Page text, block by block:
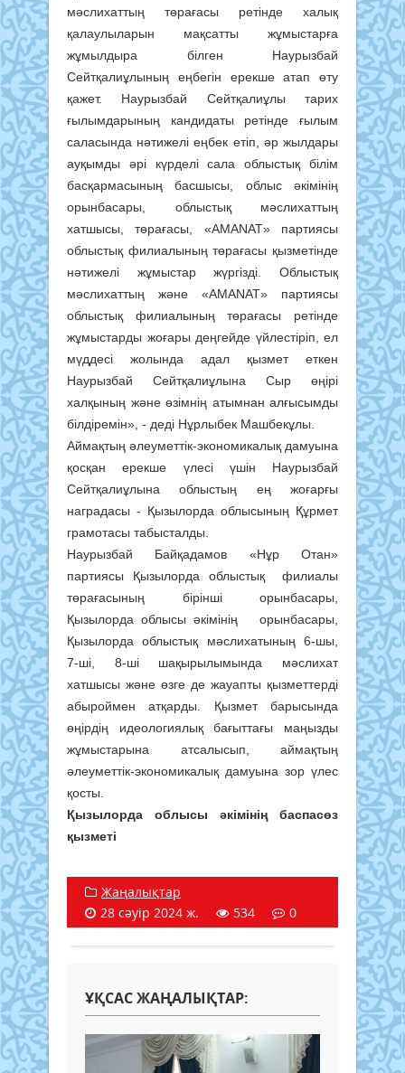
мәслихаттың төрағасы ретінде халық
қалаулыларын мақсатты жұмыстарға
жұмылдыра білген Наурызбай
Сейтқалиұлының еңбегін ерекше атап өту
қажет. Наурызбай Сейтқалиұлы тарих
ғылымдарының кандидаты ретінде ғылым
саласында нәтижелі еңбек етіп, әр жылдары
ауқымды әрі күрделі сала облыстық білім
басқармасының басшысы, облыс әкімінің
орынбасары, облыстық мәслихаттың
хатшысы, төрағасы, «AMANAT» партиясы
облыстық филиалының төрағасы қызметінде
нәтижелі жұмыстар жүргізді. Облыстық
мәслихаттың және «AMANAT» партиясы
облыстық филиалының төрағасы ретінде
жұмыстарды жоғары деңгейде үйлестіріп, ел
мүддесі жолында адал қызмет еткен
Наурызбай Сейтқалиұлына Сыр өңірі
халқының және өзімнің атымнан алғысымды
білдіремін», - деді Нұрлыбек Машбекұлы.
Аймақтың әлеуметтік-экономикалық дамуына
қосқан ерекше үлесі үшін Наурызбай
Сейтқалиұлына облыстың ең жоғарғы
наградасы - Қызылорда облысының Құрмет
грамотасы табысталды.
Наурызбай Байқадамов «Нұр Отан»
партиясы Қызылорда облыстық филиалы
төрағасының бірінші орынбасары,
Қызылорда облысы әкімінің орынбасары,
Қызылорда облыстық мәслихатының 6-шы,
7-ші, 8-ші шақырылымында мәслихат
хатшысы және өзге де жауапты қызметтерді
абыроймен атқарды. Қызмет барысында
өңірдің идеологиялық бағыттағы маңызды
жұмыстарына атсалысып, аймақтың
әлеуметтік-экономикалық дамуына зор үлес
қосты.
Қызылорда облысы әкімінің баспасөз
қызметі
Жаңалықтар
28 сәуір 2024 ж.
534 0
ҰҚСАС ЖАҢАЛЫҚТАР: